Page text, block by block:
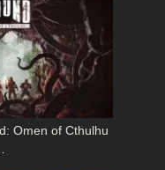
Omen of Cthulhu